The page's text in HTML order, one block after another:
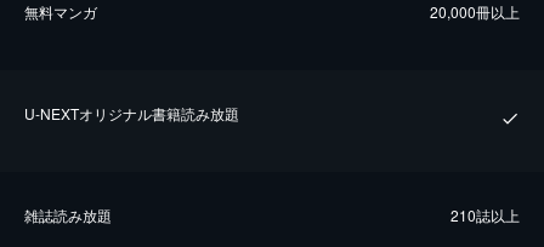
無料マンガ 20,000冊以上
U-NEXTオリジナル書籍読み放題
雑誌読み放題 210誌以上